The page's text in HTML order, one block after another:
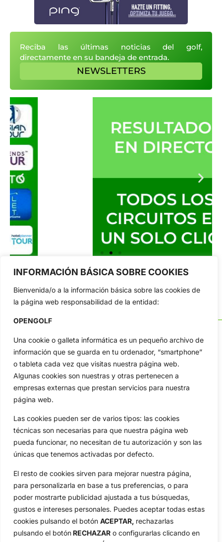
INFORMACIÓN BÁSICA SOBRE COOKIES
Bienvenida/o a la información básica sobre las cookies de
la página web responsabilidad de la entidad:
OPENGOLF
Una cookie o galleta informática es un pequeño archivo de
información que se guarda en tu ordenador, “smartphone”
o tableta cada vez que visitas nuestra página web.
Algunas cookies son nuestras y otras pertenecen a
empresas externas que prestan servicios para nuestra
página web.
Las cookies pueden ser de varios tipos: las cookies
técnicas son necesarias para que nuestra página web
pueda funcionar, no necesitan de tu autorización y son las
únicas que tenemos activadas por defecto.
El resto de cookies sirven para mejorar nuestra página,
para personalizarla en base a tus preferencias, o para
poder mostrarte publicidad ajustada a tus búsquedas,
gustos e intereses personales. Puedes aceptar todas estas
cookies pulsando el botón ACEPTAR, rechazarlas
pulsando el botón RECHAZAR o configurarlas clicando en
Reciba las últimas noticias del golf,
directamente en su bandeja de entrada.
NEWSLETTERS
OpenGolf ofrece toda la actualidad, información del golf
profesional y amateur, resultados en directo, vídeos, noticias,
Jon Rahm, LIV Golf, PGA Tour, Ryder Cup, DP World Tour, LPGA
Tour...
Inicio
Actualidad
Amateurs
Circuitos
Especiales
Jon Rahm
Ryder Cup
Reglas
De Interés
Compañía
Política de Privacidad
Política de Cookies